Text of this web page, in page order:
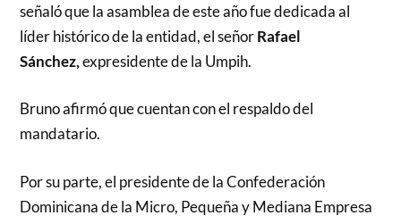
señaló que la asamblea de este año fue dedicada al
líder histórico de la entidad, el señorRafael
Sánchez,expresidente de la Umpih.
Bruno afirmó que cuentan con el respaldo del
mandatario.
Por su parte, el presidente de la Confederación
Dominicana de la Micro, Pequeña y Mediana Empresa